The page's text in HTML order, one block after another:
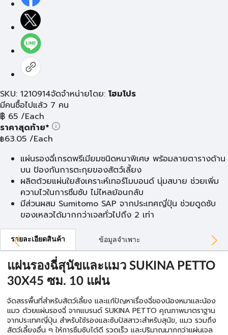
SKU: 1210914จัดจำหน่ายโดย: โฮมโปร
มีคนซื้อไปแล้ว 7 คน
฿ 65 /Each
ราคาสุดท้าย*
฿63.05 /Each
แผ่นรองฉี่เกรดพรีเมียมชนิดหนาพิเศษ พร้อมลายตารางด้าน
บน ป้องกันการตะกุยของสัตว์เลี้ยง
ผลิตด้วยแผ่นใยสังเคราะห์เทอร์โมบอนด์ นุ่มสบาย ช่วยเพิ่ม
ความไวในการซึมซับ ไม่ไหลย้อนกลับ
มีส่วนผสม Sumitomo SAP จากประเทศญี่ปุ่น ช่วยดูดซับ
ของเหลวได้มากกว่าเจลทั่วไปถึง 2 เท่า
รายละเอียดสินค้า ข้อมูลจำเพาะ
แผ่นรองฉี่สุนัขและแมว SUKINA PETTO
30X45 ซม. 10 แผ่น
จัดสรรพื้นที่สำหรับสัตว์เลี้ยง และแก้ปัญหาเรื่องฉี่ของน้องหมาและน้อง
แมว ด้วยแผ่นรองฉี่ จากแบรนด์ SUKINA PETTO คุณภาพมาตราฐาน
จากประเทศญี่ปุ่น สำหรับใช้รองและซับปัสสาวะสำหรับสุนัข, แมว รวมถึง
สัตว์เลี้ยงอื่น ๆ ให้การซึมซับได้ดี รวดเร็ว และปริมาณมากกว่าแผ่นเจล